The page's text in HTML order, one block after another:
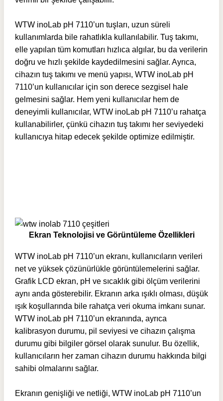
WTW inoLab pH 7110’un tuşları, uzun süreli
kullanımlarda bile rahatlıkla kullanılabilir. Tuş takımı,
elle yapılan tüm komutları hızlıca algılar, bu da verilerin
doğru ve hızlı şekilde kaydedilmesini sağlar. Ayrıca,
cihazın tuş takımı ve menü yapısı, WTW inoLab pH
7110’un kullanıcılar için son derece sezgisel hale
gelmesini sağlar. Hem yeni kullanıcılar hem de
deneyimli kullanıcılar, WTW inoLab pH 7110’u rahatça
kullanabilirler, çünkü cihazın tuş takımı her seviyedeki
kullanıcıya hitap edecek şekilde optimize edilmiştir.
Ekran Teknolojisi ve Görüntüleme Özellikleri
WTW inoLab pH 7110’un ekranı, kullanıcıların verileri
net ve yüksek çözünürlükle görüntülemelerini sağlar.
Grafik LCD ekran, pH ve sıcaklık gibi ölçüm verilerini
aynı anda gösterebilir. Ekranın arka ışıklı olması, düşük
ışık koşullarında bile rahatça veri okuma imkanı sunar.
WTW inoLab pH 7110’un ekranında, ayrıca
kalibrasyon durumu, pil seviyesi ve cihazın çalışma
durumu gibi bilgiler görsel olarak sunulur. Bu özellik,
kullanıcıların her zaman cihazın durumu hakkında bilgi
sahibi olmalarını sağlar.
Ekranın genişliği ve netliği, WTW inoLab pH 7110’un